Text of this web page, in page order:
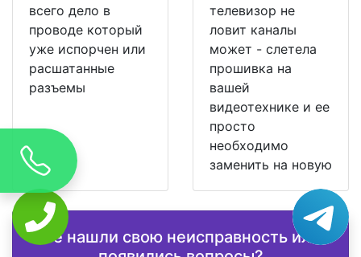
всего дело в
проводе который
уже испорчен или
расшатанные
разъемы
телевизор не
ловит каналы
может - слетела
прошивка на
вашей
видеотехнике и ее
просто
необходимо
заменить на новую
Не нашли свою неисправность или